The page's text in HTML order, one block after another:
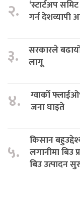
२.
‘स्टार्टअप
गर्न देशव्यापी
३.
सरकारले
लागू
४.
ग्वार्को
जना घाइते
५.
किसान
लगानीमा बिउ
बिउ उत्पादन